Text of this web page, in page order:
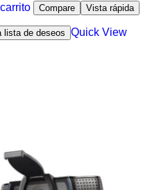
Compare Vista rápida
lista de deseos Quick View